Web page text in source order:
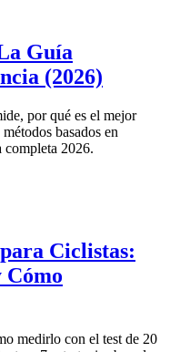
Guía
(2026)
por qué es el mejor
basados en
2026.
Ciclistas:
Cómo
medirlo con el test de 20